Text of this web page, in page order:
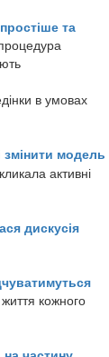
та
в умовах
змінити модель
активні
дискусія
кожного